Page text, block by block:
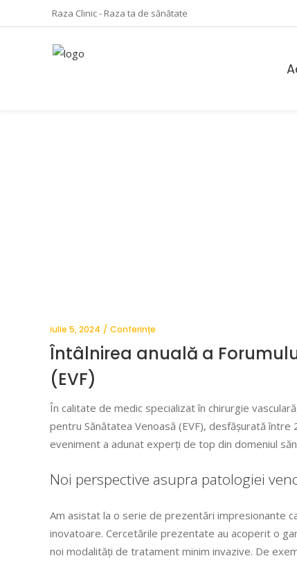
Raza Clinic - Raza ta de sănătate
iulie 5, 2024 Conferințe
Întâlnirea anuală a
(EVF)
În calitate de medic specializat în chirurgie
pentru Sănătatea Venoasă (EVF), desfășurată
eveniment a adunat experți de top din domeniul
Noi perspective asupra patologiei
Am asistat la o serie de prezentări impresionante
inovatoare. Cercetările prezentate au acoperit o
noi modalități de tratament minim invazive. De